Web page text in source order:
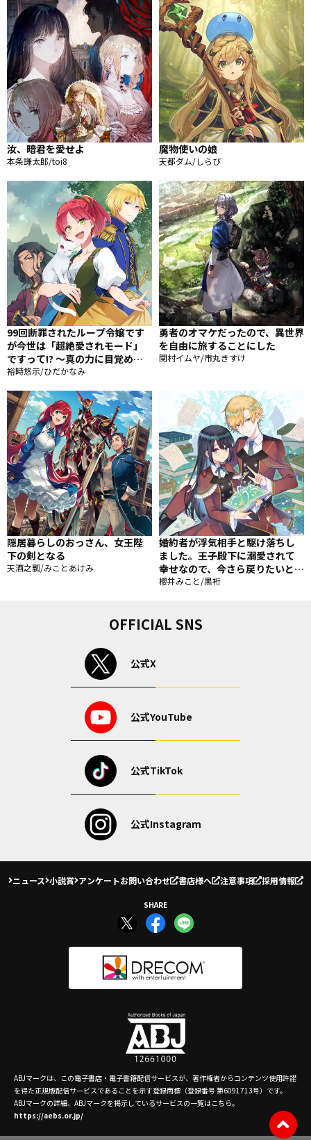
汝、暗君を愛せよ
本条謙太郎/toi8
魔物使いの娘
天都ダム/しらび
99回断罪されたループ令嬢です
が今世は「超絶愛されモード」
ですって!? 〜真の力に目覚めて
始まる100回目の人生〜
裕時悠示/ひだかなみ
勇者のオマケだったので、異世界
を自由に旅することにした
関村イムヤ/市丸きすけ
隠居暮らしのおっさん、女王陛
下の剣となる
天酒之瓢/みことあけみ
婚約者が浮気相手と駆け落ちし
ました。王子殿下に溺愛されて
幸せなので、今さら戻りたいと言
われても困ります。
櫻井みこと/黒裄
OFFICIAL SNS
公式X
公式YouTube
公式TikTok
公式Instagram
ニュース 小説賞 アンケートお問い合わせ 書店様へ 注意事項 採用情報
SHARE
ABJマークは、この電子書店・電子書籍配信サービスが、著作権者からコンテンツ使用許諾
を得た正規版配信サービスであることを示す登録商標（登録番号 第6091713号）です。
ABJマークの詳細、ABJマークを掲示しているサービスの一覧はこちら。
https://aebs.or.jp/